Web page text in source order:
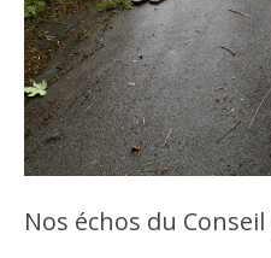
Nos échos du